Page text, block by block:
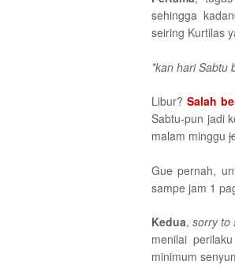
sehingga
seiring Kurtilas
*kan hari Sabtu
Libur? Salah
Sabtu-pun jadi
malam minggu
Gue pernah,
sampe jam 1
Kedua,sorry to
menilai
minimum